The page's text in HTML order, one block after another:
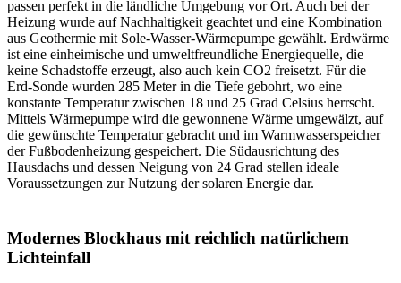
passen perfekt in die ländliche Umgebung vor Ort. Auch bei der
Heizung wurde auf Nachhaltigkeit geachtet und eine Kombination
aus Geothermie mit Sole-Wasser-Wärmepumpe gewählt. Erdwärme
ist eine einheimische und umweltfreundliche Energiequelle, die
keine Schadstoffe erzeugt, also auch kein CO2 freisetzt. Für die
Erd-Sonde wurden 285 Meter in die Tiefe gebohrt, wo eine
konstante Temperatur zwischen 18 und 25 Grad Celsius herrscht.
Mittels Wärmepumpe wird die gewonnene Wärme umgewälzt, auf
die gewünschte Temperatur gebracht und im Warmwasserspeicher
der Fußbodenheizung gespeichert. Die Südausrichtung des
Hausdachs und dessen Neigung von 24 Grad stellen ideale
Voraussetzungen zur Nutzung der solaren Energie dar.
Modernes Blockhaus mit reichlich natürlichem
Lichteinfall